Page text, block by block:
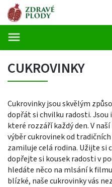
CUKROVINKY
Cukrovinky jsou skvělým
dopřát si chvilku radosti.
které rozzáří každý den. V
výběr cukrovinek od
zamiluje celá rodina. Užijte si
dopřejte si kousek radosti v
hledáte něco na mlsání k
blízké, naše cukrovinky vás